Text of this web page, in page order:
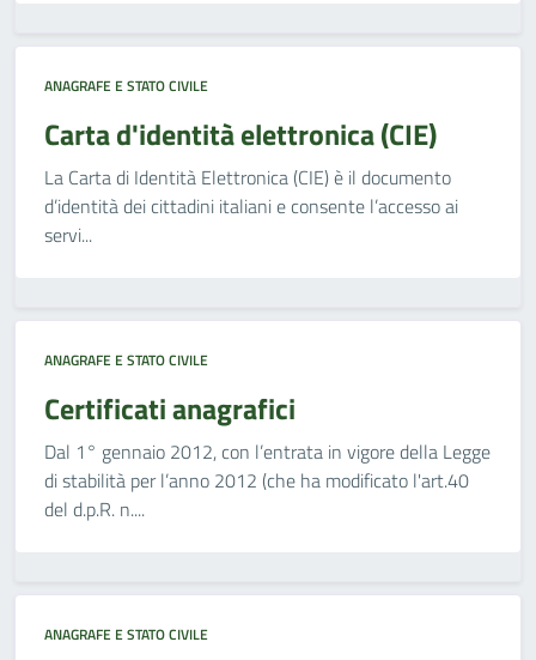
ANAGRAFE E STATO CIVILE
Carta d'identità elettronica (CIE)
La Carta di Identità Elettronica (CIE) è il documento
d’identità dei cittadini italiani e consente l’accesso ai
servi...
ANAGRAFE E STATO CIVILE
Certificati anagrafici
Dal 1° gennaio 2012, con l’entrata in vigore della Legge
di stabilità per l’anno 2012 (che ha modificato l'art.40
del d.p.R. n....
ANAGRAFE E STATO CIVILE